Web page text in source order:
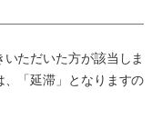
いただいた方が該当しま
「延滞」となりますの